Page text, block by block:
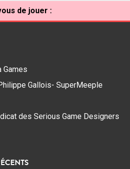
de jouer :
Games
Gallois- SuperMeeple
des Serious Game Designers